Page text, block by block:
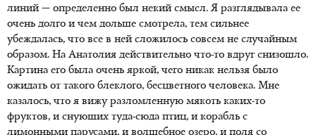
линий — определенно был некий смысл. Я разглядывала ее
очень долго и чем дольше смотрела, тем сильнее
убеждалась, что все в ней сложилось совсем не случайным
образом. На Анатолия действительно что-то вдруг снизошло.
Картина его была очень яркой, чего никак нельзя было
ожидать от такого блеклого, бесцветного человека. Мне
казалось, что я вижу разломленную мякоть каких-то
фруктов, и снующих туда-сюда птиц, и корабль с
лимонными парусами, и волшебное озеро, и поля со